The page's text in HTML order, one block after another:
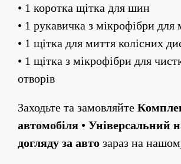
• 1 коротка щітка для шин
• 1 рукавичка з мікрофібри для
• 1 щітка для миття колісних
• 1 щітка з мікрофібри для
отворів
Заходьте та замовляйте
автомобіля • Універсальний
догляду за авто зараз на